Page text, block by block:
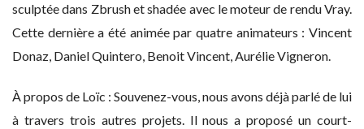
sculptée dans Zbrush et shadée avec le moteur de rendu Vray.
Cette dernière a été animée par quatre animateurs : Vincent
Donaz, Daniel Quintero, Benoit Vincent, Aurélie Vigneron.
À propos de Loïc : Souvenez-vous, nous avons déjà parlé de lui
à travers trois autres projets. Il nous a proposé un court-